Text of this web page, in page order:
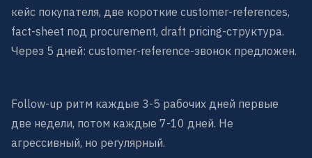
кейс покупателя, две короткие customer-references,
fact-sheet под procurement, draft pricing-структура.
Через 5 дней: customer-reference-звонок предложен.
Follow-up ритм каждые 3-5 рабочих дней первые
две недели, потом каждые 7-10 дней. Не
агрессивный, но регулярный.